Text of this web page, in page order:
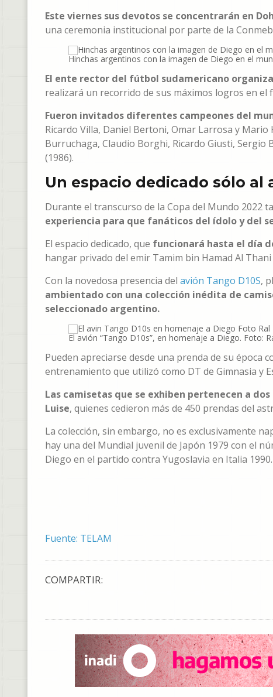
Este viernes sus devotos se concentrarán en
una ceremonia institucional por parte de la
Hinchas argentinos con la imagen de Diego en el
El ente rector del fútbol sudamericano
realizará un recorrido de sus máximos logros en el
Fueron invitados diferentes campeones del
Ricardo Villa, Daniel Bertoni, Omar Larrosa y Mario
Burruchaga, Claudio Borghi, Ricardo Giusti, Sergio
(1986).
Un espacio dedicado sólo al
Durante el transcurso de la Copa del Mundo 2022
experiencia para que fanáticos del ídolo y del
El espacio dedicado, que funcionará hasta el día
hangar privado del emir Tamim bin Hamad Al
Con la novedosa presencia del avión Tango D10S,
ambientado con una colección inédita de
seleccionado argentino.
El avión “Tango D10s”, en homenaje a Diego. Foto:
Pueden apreciarse desde una prenda de su época
entrenamiento que utilizó como DT de Gimnasia y
Las camisetas que se exhiben pertenecen a
Luise, quienes cedieron más de 450 prendas del
La colección, sin embargo, no es exclusivamente
hay una del Mundial juvenil de Japón 1979 con el
Diego en el partido contra Yugoslavia en Italia 1990.
Fuente: TELAM
COMPARTIR: